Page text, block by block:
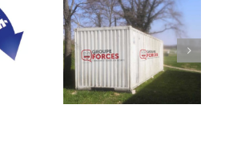
Recyclage Équiper
Seconde Intervention